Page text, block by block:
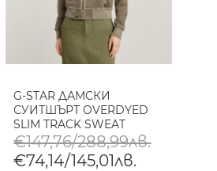
G-STAR ДАМСКИ
СУИТШЪРТ OVERDYED
SLIM TRACK SWEAT
JACKET В ЗЕЛЕНО
€147,76/288,99лв.
€74,14/145,01лв.